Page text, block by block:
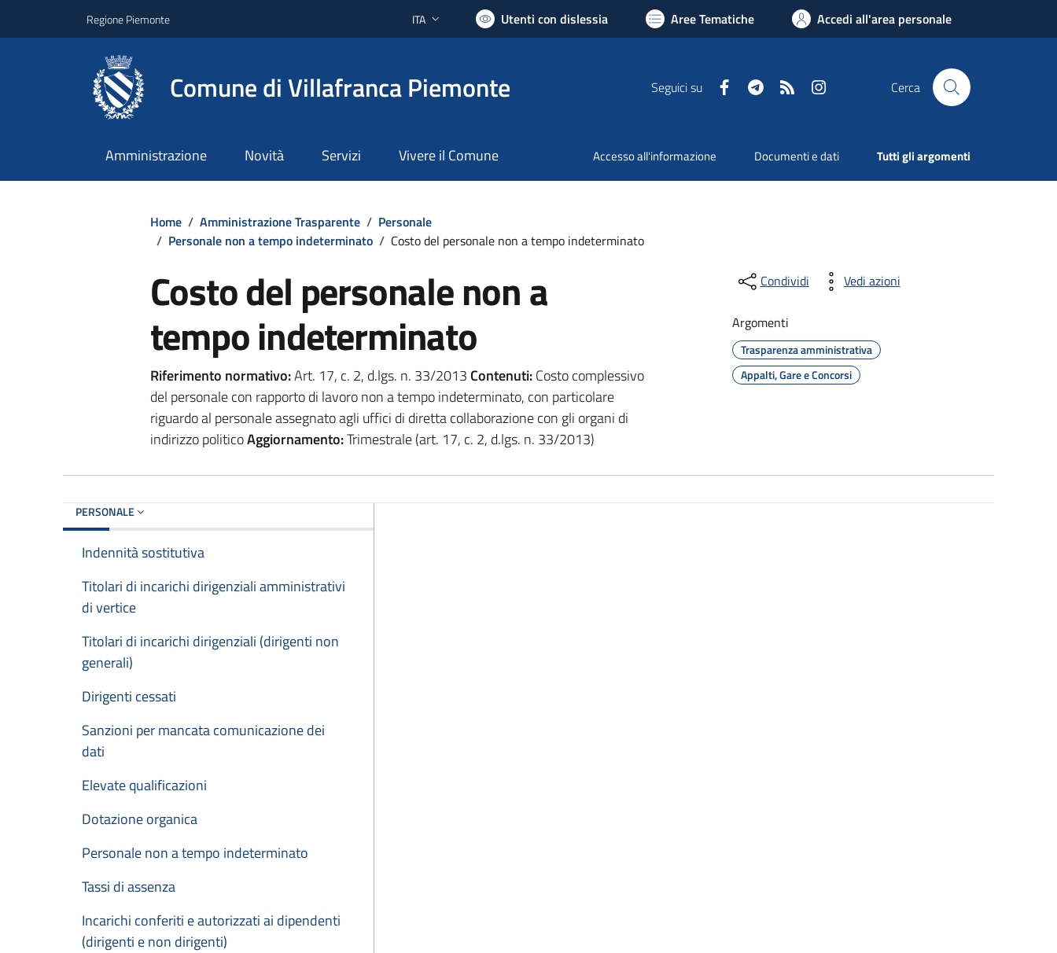
Regione Piemonte Lingua attiva:
ITA Utenti con dislessia Aree Tematiche Accedi all'area personale
Comune di Villafranca Piemonte Seguici su FacebookTelegramRSS Cerca
Amministrazione Novità Servizi Vivere il Comune Accesso all'informazione Documenti e dati Tutti gli argomenti
Home / Amministrazione Trasparente / Personale
/ Personale non a tempo indeterminato / Costo del personale non a tempo indeterminato
Costo del personale non a
tempo indeterminato
Riferimento normativo:Art. 17, c. 2, d.lgs. n. 33/2013 Contenuti:Costo complessivo
del personale con rapporto di lavoro non a tempo indeterminato, con particolare
riguardo al personale assegnato agli uffici di diretta collaborazione con gli organi di
indirizzo politicoAggiornamento:Trimestrale (art. 17, c. 2, d.lgs. n. 33/2013)
Condividi Vedi azioni
Argomenti
Trasparenza amministrativa
Appalti, Gare e Concorsi
PERSONALE
Indennità sostitutiva
Titolari di incarichi dirigenziali amministrativi
di vertice
Titolari di incarichi dirigenziali (dirigenti non
generali)
Dirigenti cessati
Sanzioni per mancata comunicazione dei
dati
Elevate qualificazioni
Dotazione organica
Personale non a tempo indeterminato
Tassi di assenza
Incarichi conferiti e autorizzati ai dipendenti
(dirigenti e non dirigenti)